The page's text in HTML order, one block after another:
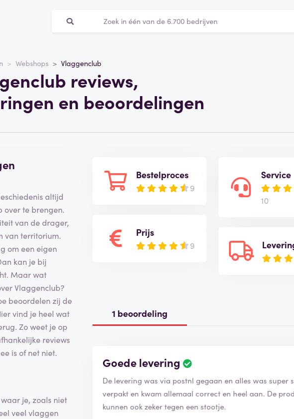
Webshops Vlaggenclub
reviews,
en beoordelingen
altijd
over te brengen.
van de drager,
van territorium.
om een eigen
kan je bij
Maar wat
Vlaggenclub?
beoordelen zij de
vind je heel wat
Zo weet je op
reviews
is of net niet.
je, zoals niet
veel vlaggen
Bestelproces
9
Prijs
9
Service
10
1 beoordeling
Goede levering
De levering was via postnl gegaan en alles was super
verpakt en kwam allemaal correct en heel aan. De
kunnen ook zeker tegen een stootje.